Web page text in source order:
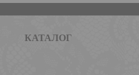
КАТАЛОГ